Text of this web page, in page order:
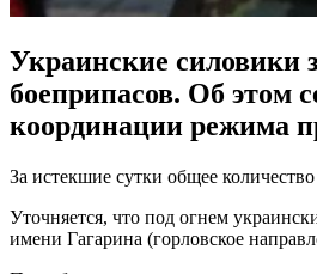
Украинские силовики
боеприпасов. Об этом
координации режима
За истекшие сутки общее
Уточняется, что под огнем
имени Гагарина (горловское